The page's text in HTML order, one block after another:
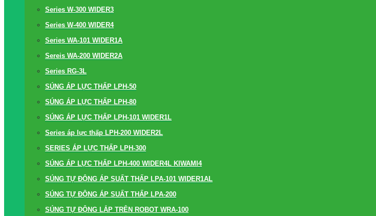
Series W-300 WIDER3
Series W-400 WIDER4
Series WA-101 WIDER1A
Sereis WA-200 WIDER2A
Series RG-3L
SÚNG ÁP LỰC THẤP LPH-50
SÚNG ÁP LỰC THẤP LPH-80
SÚNG ÁP LỰC THẤP LPH-101 WIDER1L
Series áp lực thấp LPH-200 WIDER2L
SERIES ÁP LỰC THẤP LPH-300
SÚNG ÁP LỰC THẤP LPH-400 WIDER4L KIWAMI4
SÚNG TỰ ĐỘNG ÁP SUẤT THẤP LPA-101 WIDER1AL
SÚNG TỰ ĐỘNG ÁP SUẤT THẤP LPA-200
SÚNG TỰ ĐỘNG LẮP TRÊN ROBOT WRA-100